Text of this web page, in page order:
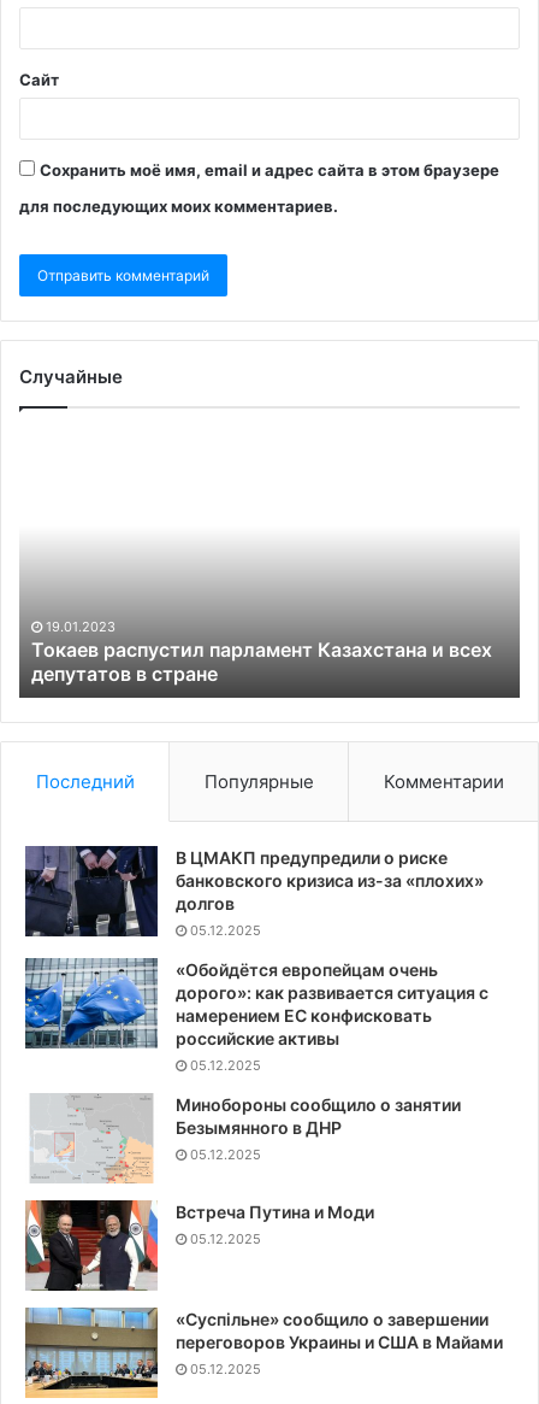
Сайт
Сохранить моё имя, email и адрес сайта в этом браузере
для последующих моих комментариев.
Случайные
Казахстана и всех
Сенатора Савельева
Последний Популярные Комментарии
В ЦМАКП предупредили о риске
банковского кризиса из-за «плохих»
долгов
05.12.2025
«Обойдётся европейцам очень
дорого»: как развивается ситуация с
намерением ЕС конфисковать
российские активы
05.12.2025
Минобороны сообщило о занятии
Безымянного в ДНР
05.12.2025
Встреча Путина и Моди
05.12.2025
«Суспiльне» сообщило о завершении
переговоров Украины и США в Майами
05.12.2025